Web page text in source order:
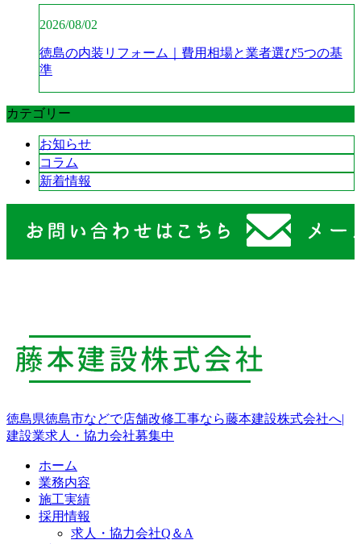
2026/08/02
徳島の内装リフォーム｜費用相場と業者選び5つの基
準
カテゴリー
お知らせ
コラム
新着情報
徳島県徳島市などで店舗改修工事なら藤本建設株式会社へ|
建設業求人・協力会社募集中
ホーム
業務内容
施工実績
採用情報
求人・協力会社Q＆A